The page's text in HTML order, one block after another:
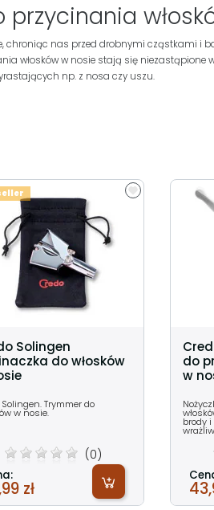
przycinania
chroniąc nas przed drobnymi cząstkami i
włosków w nosie stają się
np. z nosa czy uszu.
Solingen
do włosków
Solingen. Trymmer do
w nosie.
(0)
zł
do
w
brody